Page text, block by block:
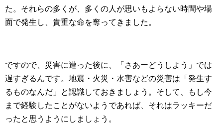
た。それらの多くが、多くの人が思いもよらない時間や場
面で発生し、貴重な命を奪ってきました。
ですので、災害に遭った後に、「さあーどうしよう」では
遅すぎるんです。地震・火災・水害などの災害は「発生す
るものなんだ」と認識しておきましょう。そして、もし今
まで経験したことがないようであれば、それはラッキーだ
ったと思うようにしましょう。